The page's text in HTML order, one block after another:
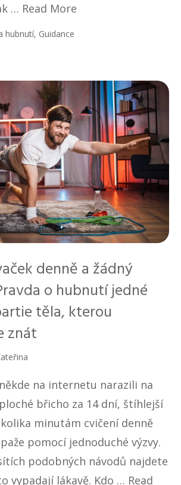
… Read More
hubnutí, Guidance
denně a žádný
o hubnutí jedné
těla, kterou
znát
na internetu narazili na
břicho za 14 dní, štíhlejší
minutám cvičení denně
pomocí jednoduché výzvy.
podobných návodů najdete
vypadají lákavě. Kdo … Read